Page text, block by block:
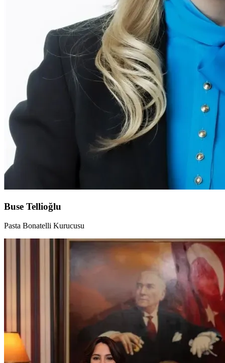
Buse Tellioğlu
Pasta Bonatelli Kurucusu